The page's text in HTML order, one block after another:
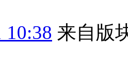
10:38 来自版